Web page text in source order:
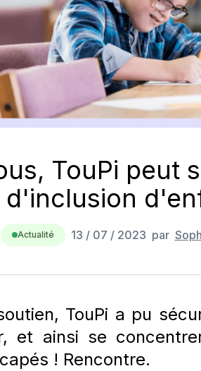
TouPi peut
d'inclusion
Actualité 13 / 07 / 2023 par
TouPi a pu
et ainsi se
! Rencontre.